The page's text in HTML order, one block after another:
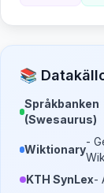
📚
Språkbanken
(Swesaurus)
Wiktionary
-
KTH SynLex-